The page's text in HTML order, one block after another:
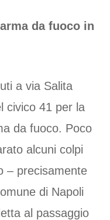
da fuoco in
a via Salita
civico 41 per la
da fuoco. Poco
alcuni colpi
– precisamente
di Napoli
al passaggio